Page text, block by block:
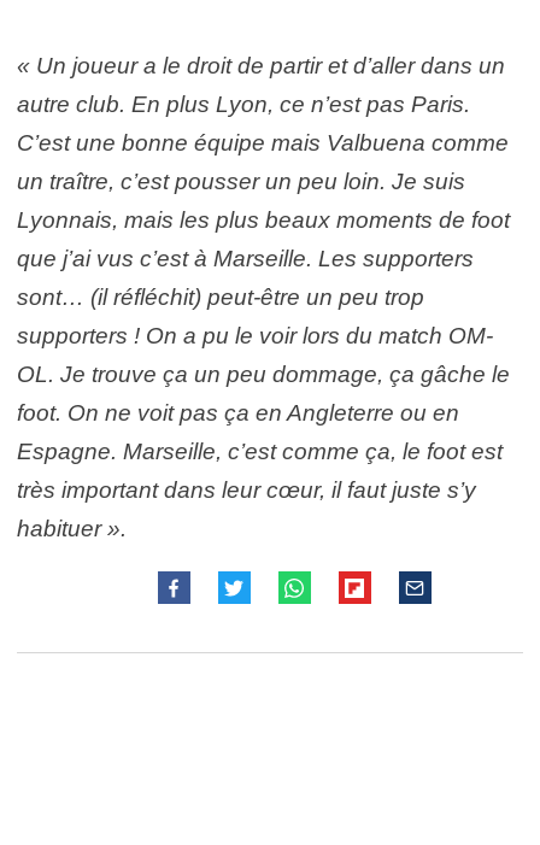
« Un joueur a le droit de partir et d’aller dans un
autre club. En plus Lyon, ce n’est pas Paris.
C’est une bonne équipe mais Valbuena comme
un traître, c’est pousser un peu loin. Je suis
Lyonnais, mais les plus beaux moments de foot
que j’ai vus c’est à Marseille. Les supporters
sont… (il réfléchit) peut-être un peu trop
supporters ! On a pu le voir lors du match OM-
OL. Je trouve ça un peu dommage, ça gâche le
foot. On ne voit pas ça en Angleterre ou en
Espagne. Marseille, c’est comme ça, le foot est
très important dans leur cœur, il faut juste s’y
habituer ».